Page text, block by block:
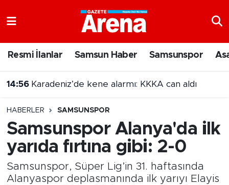
Resmi İlanlar Samsun Haber Samsunspor
14:56 Karadeniz’de kene alarmı: KKKA can aldı
HABERLER SAMSUNSPOR
Samsunspor Alanya'da ilk
yarıda fırtına gibi: 2-0
Samsunspor, Süper Lig’in 31. haftasında
Alanyaspor deplasmanında ilk yarıyı Elayis
Süper Lig Puan Durumu ve Fikstür
Tüm Manşetler